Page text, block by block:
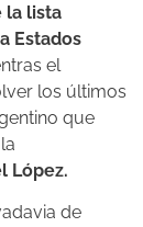
la lista
Estados
el
los últimos
que
López.
de